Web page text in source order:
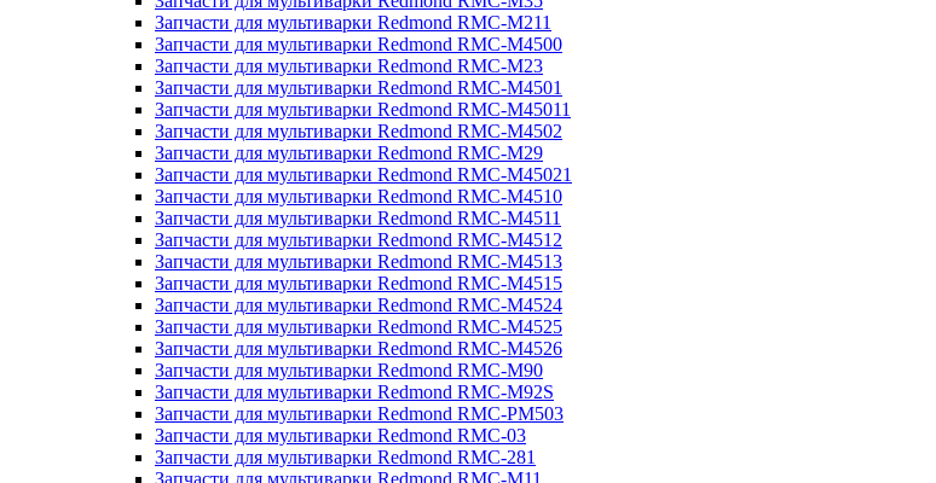
Запчасти для мультиварки Redmond RMC-M211
Запчасти для мультиварки Redmond RMC-M4500
Запчасти для мультиварки Redmond RMC-M23
Запчасти для мультиварки Redmond RMC-M4501
Запчасти для мультиварки Redmond RMC-M45011
Запчасти для мультиварки Redmond RMC-M4502
Запчасти для мультиварки Redmond RMC-M29
Запчасти для мультиварки Redmond RMC-M45021
Запчасти для мультиварки Redmond RMC-M4510
Запчасти для мультиварки Redmond RMC-M4511
Запчасти для мультиварки Redmond RMC-M4512
Запчасти для мультиварки Redmond RMC-M4513
Запчасти для мультиварки Redmond RMC-M4515
Запчасти для мультиварки Redmond RMC-M4524
Запчасти для мультиварки Redmond RMC-M4525
Запчасти для мультиварки Redmond RMC-M4526
Запчасти для мультиварки Redmond RMC-M90
Запчасти для мультиварки Redmond RMC-M92S
Запчасти для мультиварки Redmond RMC-PM503
Запчасти для мультиварки Redmond RMC-03
Запчасти для мультиварки Redmond RMC-281
Запчасти для мультиварки Redmond RMC-M11